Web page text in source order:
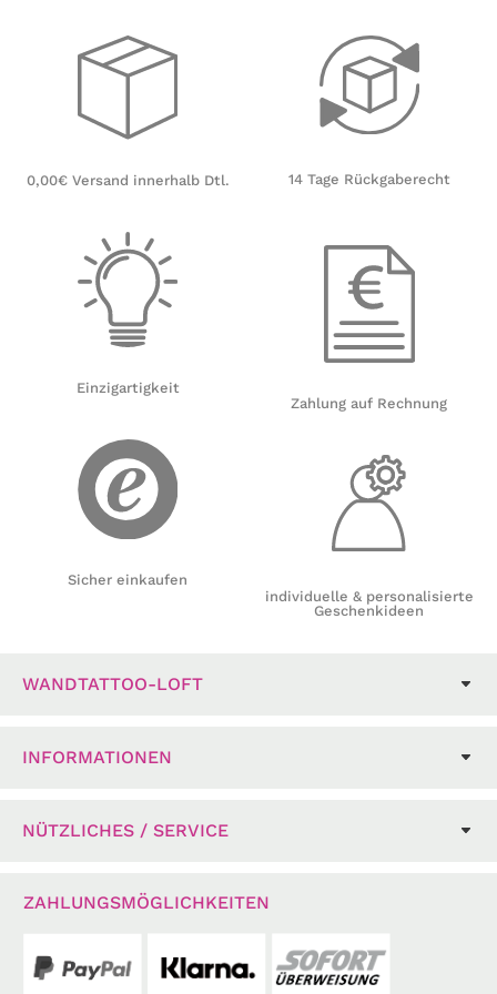
0,00€ Versand innerhalb Dtl.
Einzigartigkeit
Sicher einkaufen
14 Tage Rückgaberecht
Zahlung auf Rechnung
individuelle & personalisierte
Geschenkideen
WANDTATTOO-LOFT
INFORMATIONEN
NÜTZLICHES / SERVICE
ZAHLUNGSMÖGLICHKEITEN